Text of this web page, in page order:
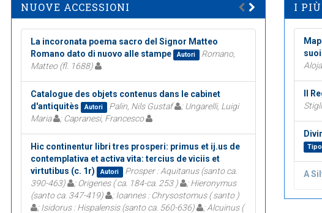
NUOVE ACCESSIONI
La incoronata poema sacro del Signor Matteo
Romano dato di nuovo alle stampe
Autori
Romano,
Matteo (fl. 1688)
Catalogue des objets contenus dans le cabinet
d'antiquitès
Autori Palin, Nils Gustaf
; Ungarelli, Luigi
Maria
; Capranesi, Francesco
Hic continentur libri tres prosperi: primus et ij.us de
contemplativa et activa vita: tercius de viciis et
virtutibus (c. 1r)
Autori
Prosper : Aquitanus (santo ca.
390-463)
; Origenes ( ca. 184-ca. 253 )
; Hieronymus
(santo ca. 347-419)
; Ioannes : Chrysostomus ( santo )
; Isidorus : Hispalensis (santo ca. 560-636)
; Alcuinus (
I
Il
Tipo
A